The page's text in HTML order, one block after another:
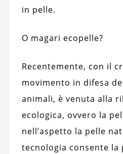
in pelle.
O magari ecopelle?
Recentemente, con il
movimento in difesa
animali, è venuta alla
ecologica, ovvero la
nell’aspetto la pelle
tecnologia consente la